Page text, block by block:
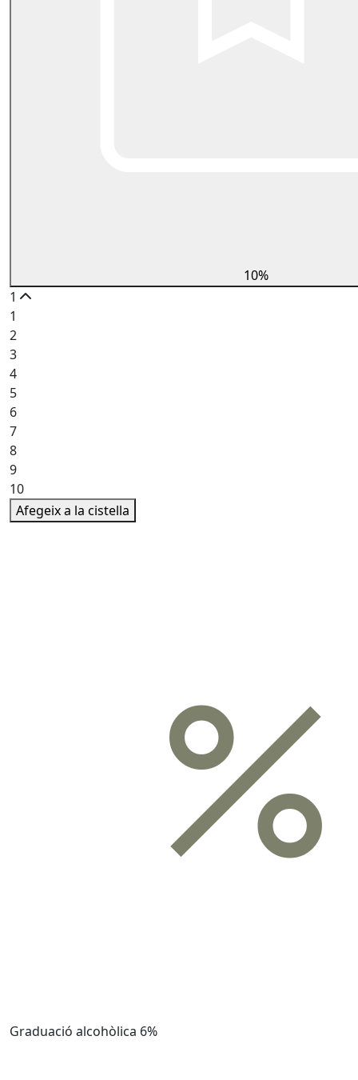
10%
1
1
2
3
4
5
6
7
8
9
10
Afegeix a la cistella
Graduació alcohòlica 6%